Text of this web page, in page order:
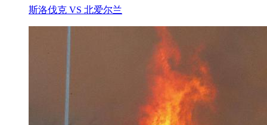
斯洛伐克 VS 北爱尔兰